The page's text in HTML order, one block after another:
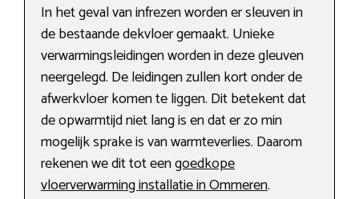
In het geval van infrezen worden er sleuven in
de bestaande dekvloer gemaakt. Unieke
verwarmingsleidingen worden in deze gleuven
neergelegd. De leidingen zullen kort onder de
afwerkvloer komen te liggen. Dit betekent dat
de opwarmtijd niet lang is en dat er zo min
mogelijk sprake is van warmteverlies. Daarom
rekenen we dit tot eengoedkope
vloerverwarming installatie in Ommeren.